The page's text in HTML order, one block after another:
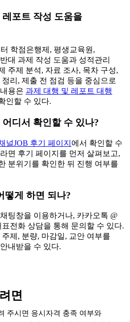
포트 작성 도움을
학점은행제, 평생교육원,
대 과제 작성 도움과 성적관리
주제 분석, 자료 조사, 목차 구성,
리, 제출 전 점검 등을 중심으로
용은 과제 대행 및 레포트 대행
인할 수 있다.
디서 확인할 수 있나?
널JOB 후기 페이지 에서 확인할 수
면 후기 페이지를 먼저 살펴보고,
분위기를 확인한 뒤 진행 여부를
떻게 하면 되나?
팅창을 이용하거나, 카카오톡 @
전화 상담을 통해 문의할 수 있다.
제, 분량, 마감일, 교안 여부를
내받을 수 있다.
면
주시면 응시자격 충족 여부와